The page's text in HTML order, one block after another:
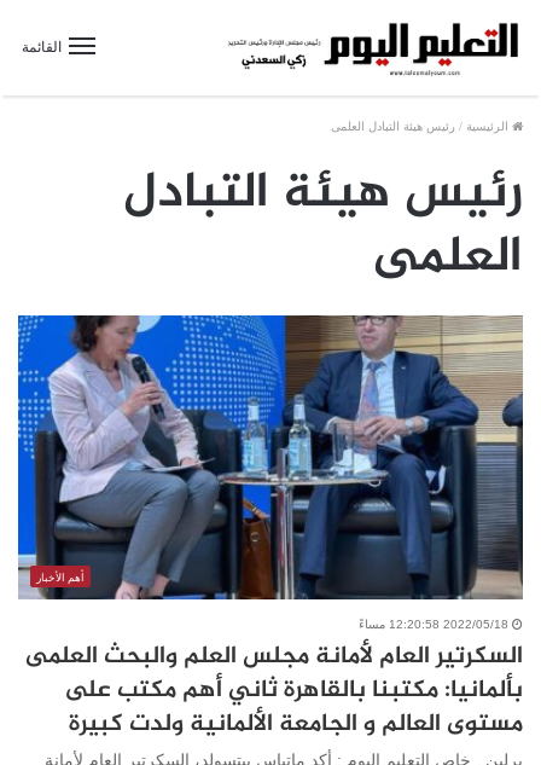
القائمة
الرئيسية / رئيس هيئة التبادل العلمى
رئيس هيئة التبادل
العلمى
أهم الأخبار
2022/05/18 12:20:58 مساءً
السكرتير العام لأمانة مجلس العلم والبحث العلمى
بألمانيا: مكتبنا بالقاهرة ثاني أهم مكتب على
مستوى العالم و الجامعة الألمانية ولدت كبيرة
برلين _خاص التعليم اليوم : أكد ماتياس بيتسولد، السكرتير العام لأمانة